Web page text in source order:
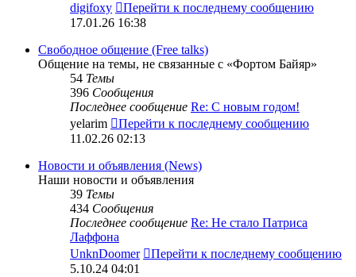
digifoxy
Перейти к последнему сообщению
17.01.26 16:38
Свободное общение (Free talks)
Общение на темы, не связанные с «Фортом Байяр»
54 Темы
396 Сообщения
Последнее сообщение Re: С новым годом!
yelarim
Перейти к последнему сообщению
11.02.26 02:13
Новости и объявления (News)
Наши новости и объявления
39 Темы
434 Сообщения
Последнее сообщение Re: Не стало Патриса
Лаффона
UnknDoomer
Перейти к последнему сообщению
5.10.24 04:01